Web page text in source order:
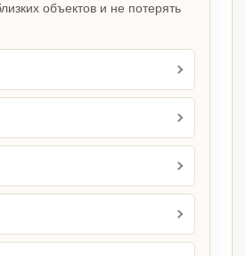
объектов и не потерять